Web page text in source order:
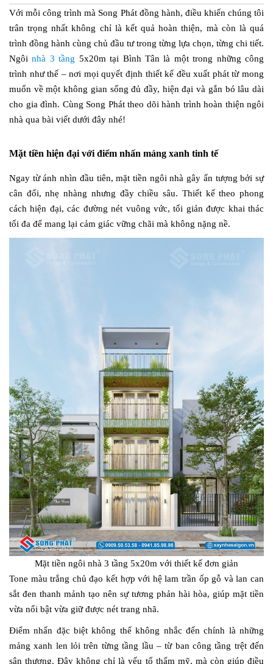
Với mỗi công trình mà Song Phát đồng hành, điều khiến chúng tôi
trân trọng nhất không chỉ là kết quả hoàn thiện, mà còn là quá
trình đồng hành cùng chủ đầu tư trong từng lựa chọn, từng chi tiết.
Ngôinhà 3 tầng 5x20m tại Bình Tân là một trong những công
trình như thế – nơi mọi quyết định thiết kế đều xuất phát từ mong
muốn về một không gian sống đủ đầy, hiện đại và gắn bó lâu dài
cho gia đình. Cùng Song Phát theo dõi hành trình hoàn thiện ngôi
nhà qua bài viết dưới đây nhé!
Mặt tiền hiện đại với điểm nhấn mảng xanh tinh tế
Ngay từ ánh nhìn đầu tiên, mặt tiền ngôi nhà gây ấn tượng bởi sự
cân đối, nhẹ nhàng nhưng đầy chiều sâu. Thiết kế theo phong
cách hiện đại, các đường nét vuông vức, tối giản được khai thác
tối đa để mang lại cảm giác vững chãi mà không nặng nề.
Mặt tiền ngôi nhà 3 tầng 5x20m với thiết kế đơn giản
Tone màu trắng chủ đạo kết hợp với hệ lam trần ốp gỗ và lan can
sắt đen thanh mảnh tạo nên sự tương phản hài hòa, giúp mặt tiền
vừa nổi bật vừa giữ được nét trang nhã.
Điểm nhấn đặc biệt không thể không nhắc đến chính là những
mảng xanh len lỏi trên từng tầng lầu – từ ban công tầng trệt đến
sân thượng. Đây không chỉ là yếu tố thẩm mỹ, mà còn giúp điều